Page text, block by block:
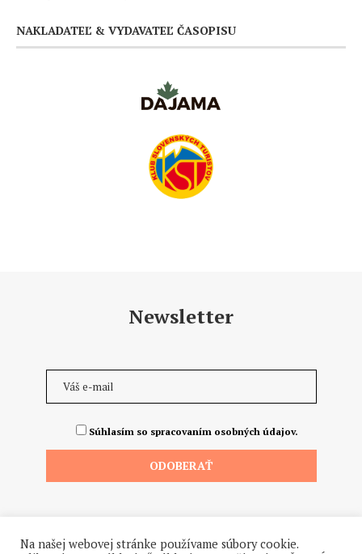
NAKLADATEĽ & VYDAVATEĽ ČASOPISU
Newsletter
Súhlasím so spracovaním osobných údajov.
Na našej webovej stránke používame súbory cookie.